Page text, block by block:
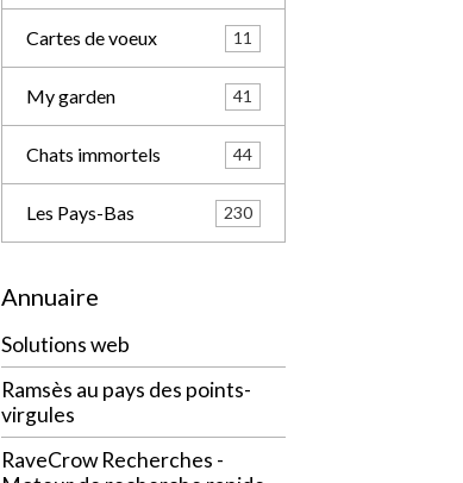
Cartes de voeux 11
My garden 41
Chats immortels 44
Les Pays-Bas 230
Annuaire
Solutions web
Ramsès au pays des points-
virgules
RaveCrow Recherches -